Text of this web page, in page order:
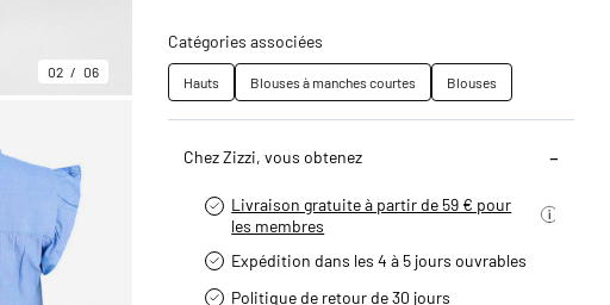
02 06
Catégories associées
Hauts Blouses à manches courtes Blouses
Chez Zizzi, vous obtenez
Livraison gratuite à partir de 59 € pour
les membres
Expédition dans les 4 à 5 jours ouvrables
Politique de retour de 30 jours